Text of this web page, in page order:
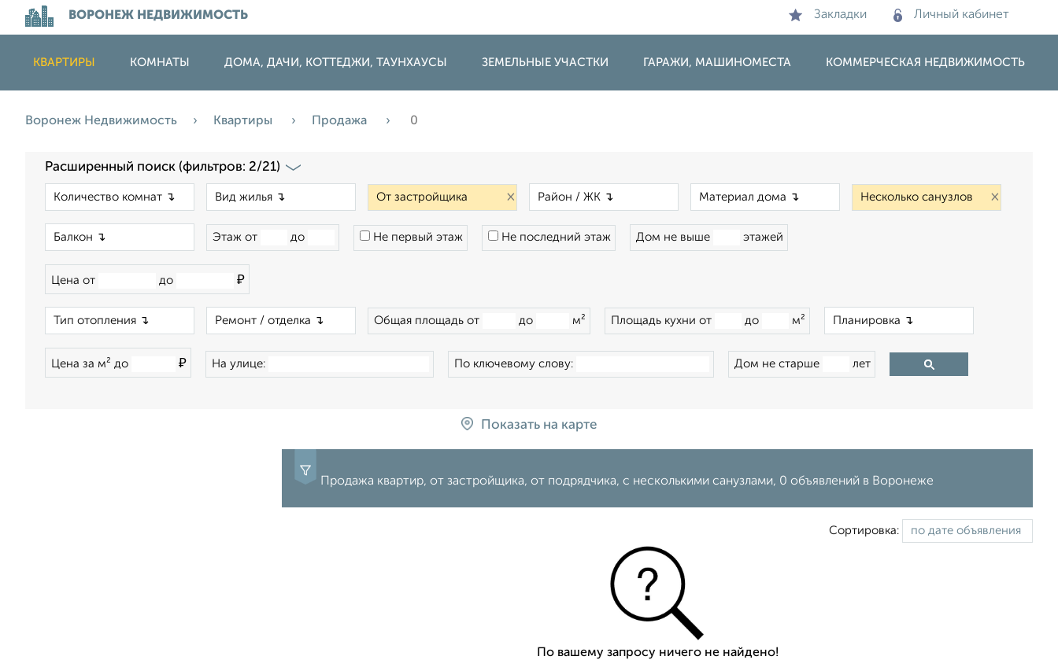
ВОРОНЕЖ НЕДВИЖИМОСТЬ Закладки Личный кабинет
КВАРТИРЫ КОМНАТЫ ДОМА, ДАЧИ, КОТТЕДЖИ, ТАУНХАУСЫ ЗЕМЕЛЬНЫЕ УЧАСТКИ ГАРАЖИ, МАШИНОМЕСТА КОММЕРЧЕСКАЯ НЕДВИЖИМОСТЬ
Воронеж Недвижимость Квартиры Продажа 0
Расширенный поиск (фильтров: 2/21)
× ×
Этаж от до Не первый этаж Не последний этаж Дом не выше этажей
Цена от до ₽
Общая площадь от до м² Площадь кухни от до м²
Цена за м² до ₽ На улице: По ключевому слову: Дом не старше лет
Показать на карте
Продажа квартир, от застройщика, от подрядчика, с несколькими санузлами, 0 объявлений в Воронеже
Сортировка:
По вашему запросу ничего не найдено!